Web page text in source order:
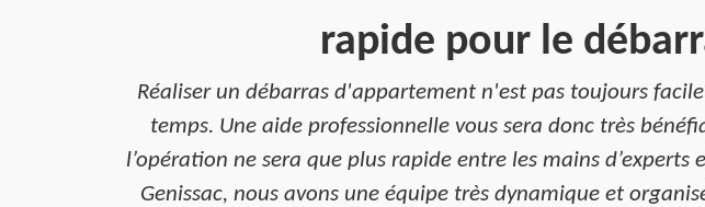
rapide pour le
Réaliser un débarras d'appartement n'est pas toujours
temps. Une aide professionnelle vous sera donc très
l’opération ne sera que plus rapide entre les mains
Genissac, nous avons une équipe très dynamique et